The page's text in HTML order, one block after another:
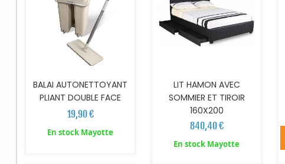
BALAI AUTONETTOYANT
PLIANT DOUBLE FACE
19,90 €
En stock Mayotte
LIT HAMON AVEC
SOMMIER ET TIROIR
160X200
840,40 €
En stock Mayotte
AJOUTER AU PANIER